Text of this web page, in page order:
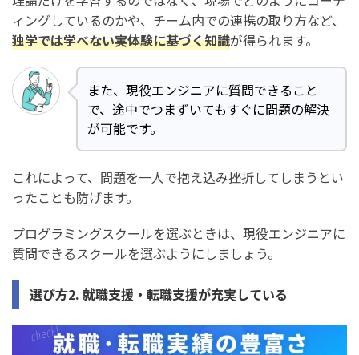
ィングしているのかや、チーム内での連携の取り方など、
独学では学べない実体験に基づく知識が得られます。
また、現役エンジニアに質問できること
で、途中でつまずいてもすぐに問題の解決
が可能です。
これによって、問題を一人で抱え込み挫折してしまうとい
ったことも防げます。
プログラミングスクールを選ぶときは、現役エンジニアに
質問できるスクールを選ぶようにしましょう。
選び方2. 就職支援・転職支援が充実している